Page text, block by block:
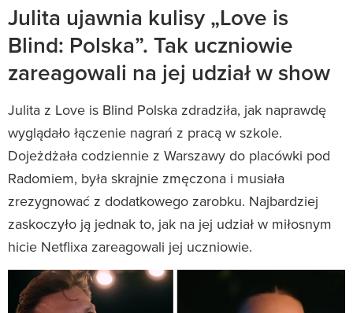
Julita ujawnia kulisy „Love is
Blind: Polska”. Tak uczniowie
zareagowali na jej udział w show
Julita z Love is Blind Polska zdradziła, jak naprawdę
wyglądało łączenie nagrań z pracą w szkole.
Dojeżdżała codziennie z Warszawy do placówki pod
Radomiem, była skrajnie zmęczona i musiała
zrezygnować z dodatkowego zarobku. Najbardziej
zaskoczyło ją jednak to, jak na jej udział w miłosnym
hicie Netflixa zareagowali jej uczniowie.